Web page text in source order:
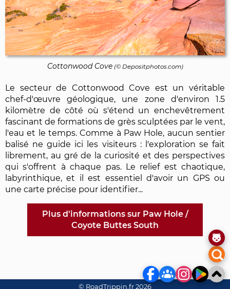
Cottonwood Cove(© Depositphotos.com)
Le secteur de Cottonwood Cove est un véritable
chef-d'œuvre géologique, une zone d'environ 1.5
kilomètre de côté où s'étend un enchevêtrement
fascinant de formations de grès sculptées par le vent,
l'eau et le temps. Comme à Paw Hole, aucun sentier
balisé ne guide ici les visiteurs : l'exploration se fait
librement, au gré de la curiosité et des perspectives
qui s'offrent à chaque pas. Le relief est chaotique,
labyrinthique, et il est essentiel d'avoir un GPS ou
une carte précise pour identifier...
Plus d'informations sur Paw Hole /
Coyote Buttes South
© RoadTrippin.fr 2026